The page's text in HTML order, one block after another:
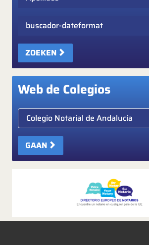
Fecha
ZOEKEN
Web de Colegios
Elige colegio notarial
GAAN